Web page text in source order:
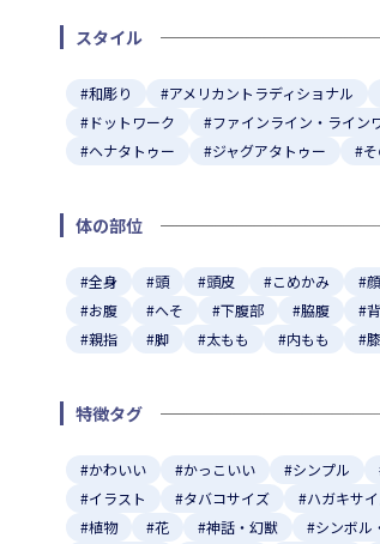
スタイル
#和彫り #アメリカントラディショナル
#ドットワーク
#ファインライン・ライン
#ヘナタトゥー
#ジャグアタトゥー #
体の部位
#全身 #頭 #頭皮 #こめかみ #顔
#お腹
#へそ #下腹部 #脇腹 #
#親指
#脚 #太もも #内もも #膝
特徴タグ
#かわいい #かっこいい #シンプル
#イラスト
#タバコサイズ #ハガキサ
#植物
#花 #神話・幻獣 #シンボル